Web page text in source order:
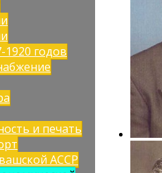
годов
и печать
АССР